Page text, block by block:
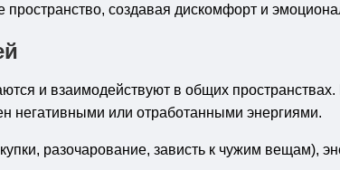
пространство, создавая дискомфорт и
и взаимодействуют в общих
негативными или отработанными энергиями.
разочарование, зависть к чужим вещам),